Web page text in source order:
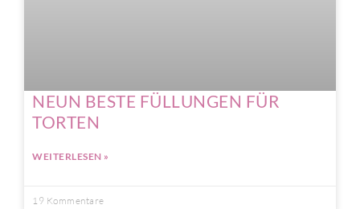
NEUN BESTE FÜLLUNGEN FÜR
TORTEN
WEITERLESEN »
19 Kommentare